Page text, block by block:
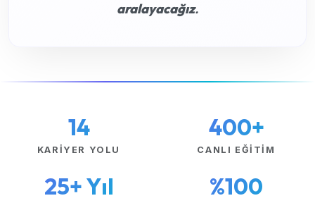
aralayacağız.
14
KARIYER YOLU
400+
CANLI EĞITIM
25+ Yıl %100